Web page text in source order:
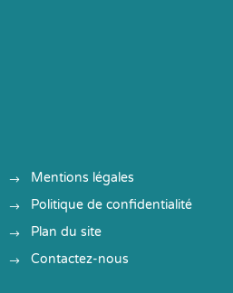
Mentions légales
Politique de confidentialité
Plan du site
Contactez-nous